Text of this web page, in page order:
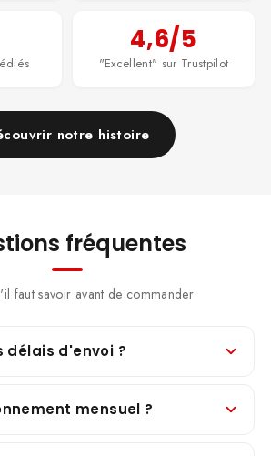
4,6/5
"Excellent" sur Trustpilot
notre histoire
fréquentes
faut savoir avant de commander
délais d'envoi ?
mensuel ?